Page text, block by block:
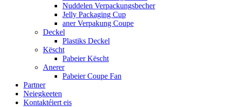
Nuddelen Verpackungsbecher
Jelly Packaging Cup
aner Verpakung Coupe
Deckel
Plastiks Deckel
Këscht
Pabeier Këscht
Anerer
Pabeier Coupe Fan
Partner
Neiegkeeten
Kontaktéiert eis